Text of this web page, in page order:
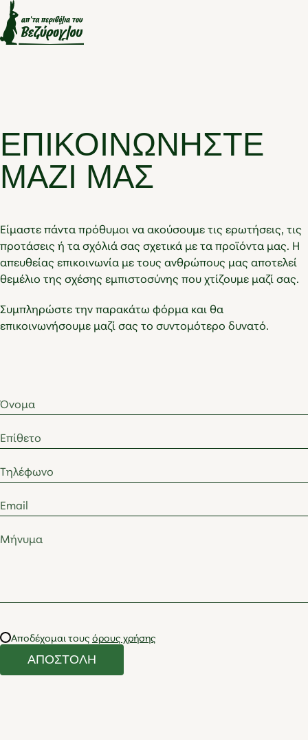
ΕΠΙΚΟΙΝΩΝΗΣΤΕ
ΜΑΖΙ ΜΑΣ
Είμαστε πάντα πρόθυμοι να ακούσουμε τις ερωτήσεις, τις
προτάσεις ή τα σχόλιά σας σχετικά με τα προϊόντα μας. Η
απευθείας επικοινωνία με τους ανθρώπους μας αποτελεί
θεμέλιο της σχέσης εμπιστοσύνης που χτίζουμε μαζί σας.
Συμπληρώστε την παρακάτω φόρμα και θα
επικοινωνήσουμε μαζί σας το συντομότερο δυνατό.
Όνομα
Επίθετο
Τηλέφωνο
Email
Μήνυμα
Αποδέχομαι τους όρους χρήσης
ΑΠΟΣΤΟΛΗ